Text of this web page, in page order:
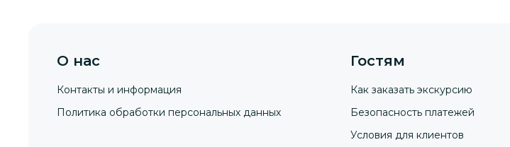
О нас
Контакты и информация
Политика обработки персональных данных
Гостям
Как заказать экскурсию
Безопасность платежей
Условия для клиентов